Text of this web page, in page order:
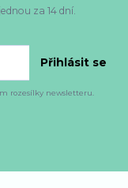
za 14 dní.
Přihlásit se
rozesílky newsletteru.